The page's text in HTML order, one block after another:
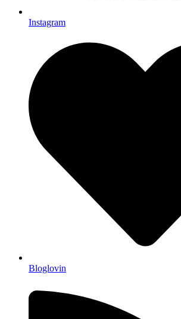
Instagram
Bloglovin